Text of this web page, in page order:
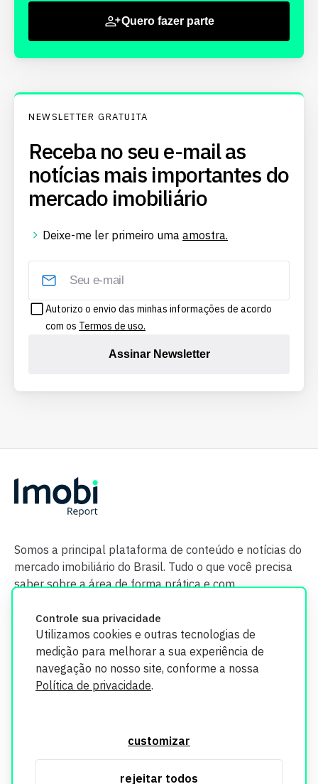
Controle sua privacidade
Utilizamos cookies e outras tecnologias de
medição para melhorar a sua experiência de
navegação no nosso site, conforme a nossa
Política de privacidade.
customizar
rejeitar todos
Quero fazer parte
NEWSLETTER GRATUITA
Receba no seu e-mail as
notícias mais importantes do
mercado imobiliário
Deixe-me ler primeiro uma amostra.
Autorizo o envio das minhas informações de acordo
com os Termos de uso.
Assinar Newsletter
Somos a principal plataforma de conteúdo e notícias do
mercado imobiliário do Brasil. Tudo o que você precisa
saber sobre a área de forma prática e com
segurança. Todos os dados coletados em nosso site são
utilizados exclusivamente para fins de aprimoramento de
informações, consulte nossa Política de Privacidade.